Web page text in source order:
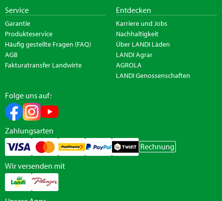
Service
Garantie
Produkteservice
Häufig gestellte Fragen (FAQ)
AGB
Fakturatransfer Landwirte
Entdecken
Karriere und Jobs
Nachhaltigkeit
Über LANDI Läden
LANDI Agrar
AGROLA
LANDI Genossenschaften
Folge uns auf:
Zahlungsarten
Rechnung
Wir versenden mit